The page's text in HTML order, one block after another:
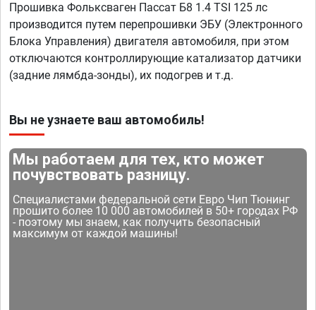
Прошивка Фольксваген Пассат Б8 1.4 TSI 125 лс
производится путем перепрошивки ЭБУ (Электронного
Блока Управления) двигателя автомобиля, при этом
отключаются контроллирующие катализатор датчики
(задние лямбда-зонды), их подогрев и т.д.
Вы не узнаете ваш автомобиль!
Мы работаем для тех, кто может
почувствовать разницу.
Специалистами федеральной сети Евро Чип Тюнинг
прошито более 10 000 автомобилей в 50+ городах РФ
- поэтому мы знаем, как получить безопасный
максимум от каждой машины!